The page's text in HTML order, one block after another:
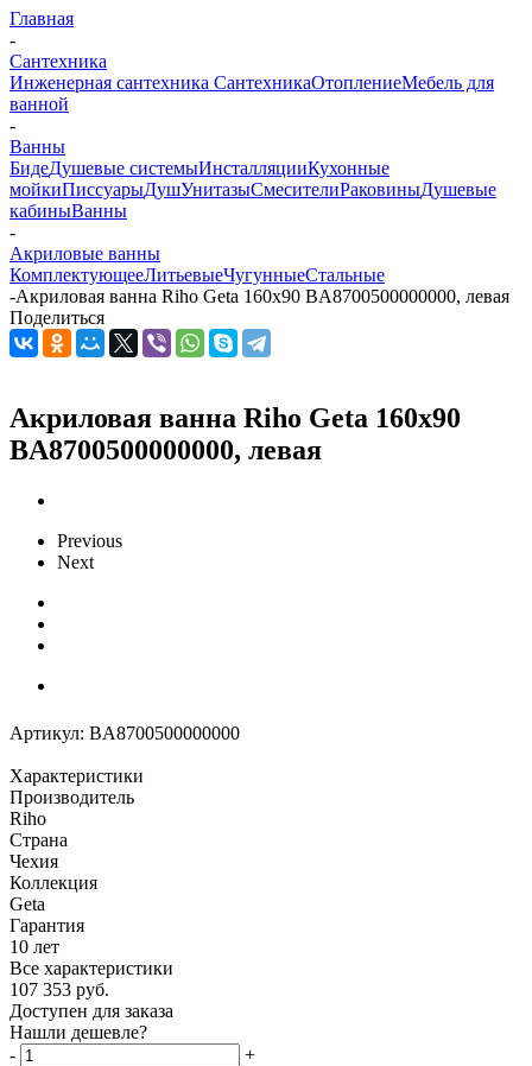
Главная
-
Сантехника
Инженерная сантехника СантехникаОтоплениеМебель для
ванной
-
Ванны
БидеДушевые системыИнсталляцииКухонные
мойкиПиссуарыДушУнитазыСмесителиРаковиныДушевые
кабиныВанны
-
Акриловые ванны
КомплектующееЛитьевыеЧугунныеСтальные
-Акриловая ванна Riho Geta 160x90 BA8700500000000, левая
Поделиться
Акриловая ванна Riho Geta 160x90
BA8700500000000, левая
Previous
Next
Артикул: BA8700500000000
Характеристики
Производитель
Riho
Страна
Чехия
Коллекция
Geta
Гарантия
10 лет
Все характеристики
107 353 руб.
Доступен для заказа
Нашли дешевле?
-
+